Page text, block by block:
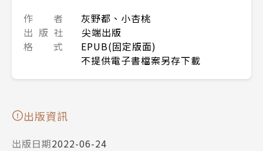
作 者
灰野都、小杏桃
出 版 社
尖端出版
格 式
EPUB(固定版面)
不提供電子書檔案另存下載
出版資訊
出版日期2022-06-24